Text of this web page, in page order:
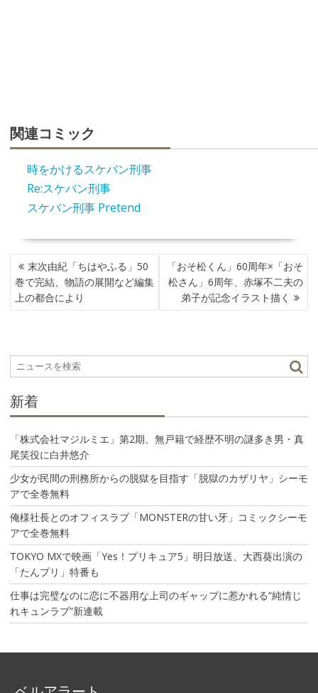
関連コミック
時をかけるスケバン刑事
Re:スケバン刑事
スケバン刑事 Pretend
投
稿
ナ
ビ
シ
ョ
末次由紀「ちはやふる」50
巻で完結、物語の展開など編集
上の都合により
「おそ松くん」60周年×「おそ
松さん」6周年、赤塚不二夫の
弟子が記念イラスト描く
新着
「株式会社マジルミエ」第2期、無戸籍で経歴不明の謎多き男・真
尾笑役に白井悠介
少女が民間の刑務所からの脱獄を目指す「脱獄のカザリヤ」シーモ
アで全巻無料
俺様社長とのオフィスラブ「MONSTERの甘い牙」コミックシーモ
アで全巻無料
TOKYO MXで映画「Yes！プリキュア5」明日放送、大西葵出演の
「たんプリ」特番も
仕事は完璧なのに恋に不器用な上司のギャップに惹かれる“純情じ
れキュンラブ”新連載